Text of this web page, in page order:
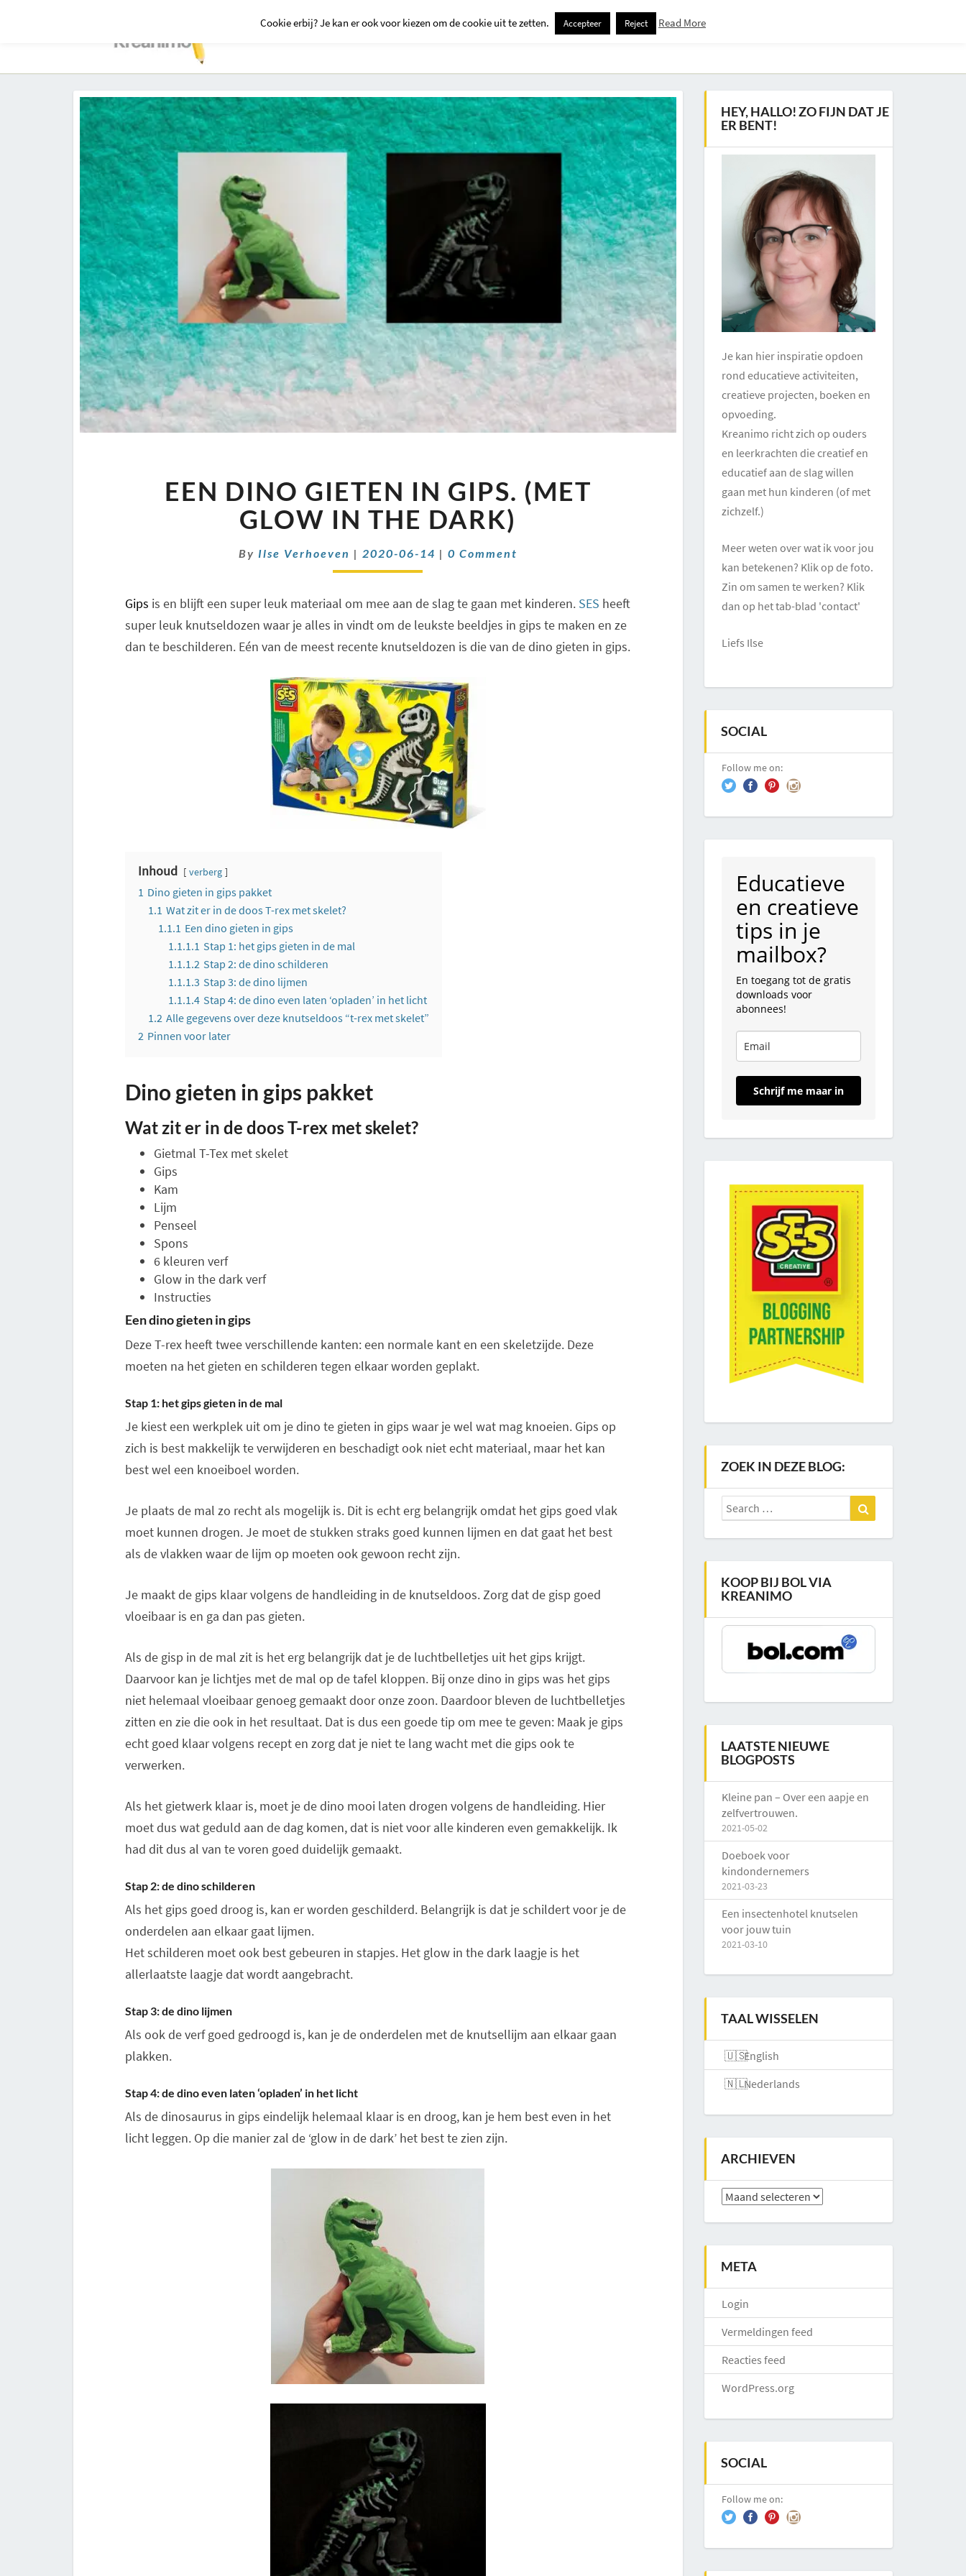
Contact Kids Creatief Erop Uit Huis En Tuin Downloadspagina – Voor Nieuwsbrief Abonnees
DINO
GIETEN
IN
(MET
DARK)
EEN DINO GIETEN IN GIPS. (MET
GLOW IN THE DARK)
By Ilse Verhoeven | 2020-06-14 | Comments
0 Comment
Gips is en blijft een super leuk materiaal om mee aan de slag te gaan met kinderen. SES heeft
super leuk knutseldozen waar je alles in vindt om de leukste beeldjes in gips te maken en ze
dan te beschilderen. Eén van de meest recente knutseldozen is die van de dino gieten in gips.
Inhoud verberg
1 Dino gieten in gips pakket
1.1 Wat zit er in de doos T-rex met skelet?
1.1.1 Een dino gieten in gips
1.1.1.1 Stap 1: het gips gieten in de mal
1.1.1.2 Stap 2: de dino schilderen
1.1.1.3 Stap 3: de dino lijmen
1.1.1.4 Stap 4: de dino even laten ‘opladen’ in het licht
1.2 Alle gegevens over deze knutseldoos “t-rex met skelet”
2 Pinnen voor later
Dino gieten in gips pakket
Wat zit er in de doos T-rex met skelet?
Gietmal T-Tex met skelet
Gips
Kam
Lijm
Penseel
Spons
6 kleuren verf
Glow in the dark verf
Instructies
Een dino gieten in gips
Deze T-rex heeft twee verschillende kanten: een normale kant en een skeletzijde. Deze
moeten na het gieten en schilderen tegen elkaar worden geplakt.
Stap 1: het gips gieten in de mal
Je kiest een werkplek uit om je dino te gieten in gips waar je wel wat mag knoeien. Gips op
zich is best makkelijk te verwijderen en beschadigt ook niet echt materiaal, maar het kan
best wel een knoeiboel worden.
Je plaats de mal zo recht als mogelijk is. Dit is echt erg belangrijk omdat het gips goed vlak
moet kunnen drogen. Je moet de stukken straks goed kunnen lijmen en dat gaat het best
als de vlakken waar de lijm op moeten ook gewoon recht zijn.
Je maakt de gips klaar volgens de handleiding in de knutseldoos. Zorg dat de gisp goed
vloeibaar is en ga dan pas gieten.
Als de gisp in de mal zit is het erg belangrijk dat je de luchtbelletjes uit het gips krijgt.
Daarvoor kan je lichtjes met de mal op de tafel kloppen. Bij onze dino in gips was het gips
niet helemaal vloeibaar genoeg gemaakt door onze zoon. Daardoor bleven de luchtbelletjes
zitten en zie die ook in het resultaat. Dat is dus een goede tip om mee te geven: Maak je gips
echt goed klaar volgens recept en zorg dat je niet te lang wacht met die gips ook te
verwerken.
Als het gietwerk klaar is, moet je de dino mooi laten drogen volgens de handleiding. Hier
moet dus wat geduld aan de dag komen, dat is niet voor alle kinderen even gemakkelijk. Ik
had dit dus al van te voren goed duidelijk gemaakt.
Stap 2: de dino schilderen
Als het gips goed droog is, kan er worden geschilderd. Belangrijk is dat je schildert voor je de
onderdelen aan elkaar gaat lijmen.
Het schilderen moet ook best gebeuren in stapjes. Het glow in the dark laagje is het
allerlaatste laagje dat wordt aangebracht.
Stap 3: de dino lijmen
Als ook de verf goed gedroogd is, kan je de onderdelen met de knutsellijm aan elkaar gaan
plakken.
Stap 4: de dino even laten ‘opladen’ in het licht
Als de dinosaurus in gips eindelijk helemaal klaar is en droog, kan je hem best even in het
licht leggen. Op die manier zal de ‘glow in de dark’ het best te zien zijn.
HEY, HALLO! ZO FIJN DAT JE
ER BENT!
Je kan hier inspiratie opdoen
rond educatieve activiteiten,
creatieve projecten, boeken en
opvoeding.
Kreanimo richt zich op ouders
en leerkrachten die creatief en
educatief aan de slag willen
gaan met hun kinderen (of met
zichzelf.)
Meer weten over wat ik voor jou
kan betekenen? Klik op de foto.
Zin om samen te werken? Klik
dan op het tab-blad 'contact'
Liefs Ilse
SOCIAL
Follow me on:
Educatieve
en creatieve
tips in je
mailbox?
En toegang tot de gratis
downloads voor
abonnees!
Schrijf me maar in
ZOEK IN DEZE BLOG:
Search
for:
KOOP BIJ BOL VIA
KREANIMO
LAATSTE NIEUWE
BLOGPOSTS
Kleine pan – Over een aapje en
zelfvertrouwen.
2021-05-02
Doeboek voor
kindondernemers
2021-03-23
Een insectenhotel knutselen
voor jouw tuin
2021-03-10
TAAL WISSELEN
English
Nederlands
ARCHIEVEN
Archieven
META
Login
Vermeldingen feed
Reacties feed
WordPress.org
SOCIAL
Follow me on:
Cookie erbij? Je kan er ook voor kiezen om de cookie uit te zetten. Accepteer Reject Read More